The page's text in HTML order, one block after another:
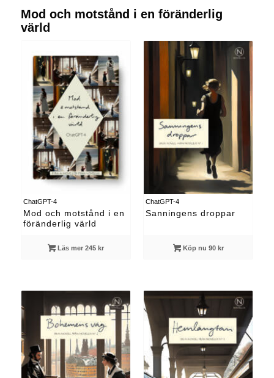
Mod och motstånd i en föränderlig
värld
ChatGPT-4
Mod och motstånd i en
föränderlig värld
Läs mer 245 kr
ChatGPT-4
Sanningens droppar
Köp nu 90 kr